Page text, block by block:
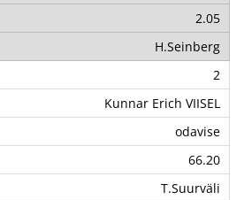
2.05
H.Seinberg
2
Kunnar Erich VIISEL
odavise
66.20
T.Suurväli